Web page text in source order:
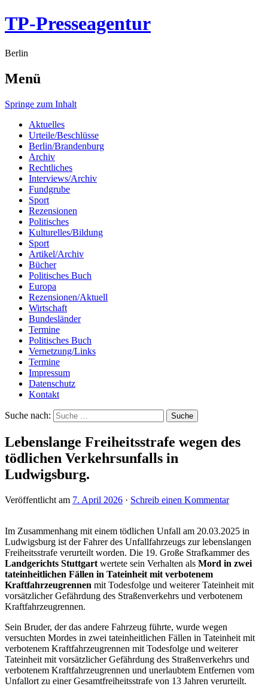
TP-Presseagentur
Berlin
Menü
Springe zum Inhalt
Aktuelles
Urteile/Beschlüsse
Berlin/Brandenburg
Archiv
Rechtliches
Interviews/Archiv
Fundgrube
Sport
Rezensionen
Politisches
Kulturelles/Bildung
Sport
Artikel/Archiv
Bücher
Politisches Buch
Europa
Rezensionen/Aktuell
Wirtschaft
Bundesländer
Termine
Politisches Buch
Vernetzung/Links
Termine
Impressum
Datenschutz
Kontakt
Suche nach:
Lebenslange Freiheitsstrafe wegen des
tödlichen Verkehrsunfalls in
Ludwigsburg.
Veröffentlicht am 7. April 2026 · Schreib einen Kommentar
Im Zusammenhang mit einem tödlichen Unfall am 20.03.2025 in
Ludwigsburg ist der Fahrer des Unfallfahrzeugs zur lebenslangen
Freiheitsstrafe verurteilt worden. Die 19. Große Strafkammer des
Landgerichts Stuttgart wertete sein Verhalten als Mord in zwei
tateinheitlichen Fällen in Tateinheit mit verbotenem
Kraftfahrzeugrennen mit Todesfolge und weiterer Tateinheit mit
vorsätzlicher Gefährdung des Straßenverkehrs und verbotenem
Kraftfahrzeugrennen.
Sein Bruder, der das andere Fahrzeug führte, wurde wegen
versuchten Mordes in zwei tateinheitlichen Fällen in Tateinheit mit
verbotenem Kraftfahrzeugrennen mit Todesfolge und weiterer
Tateinheit mit vorsätzlicher Gefährdung des Straßenverkehrs und
verbotenem Kraftfahrzeugrennen und unerlaubtem Entfernen vom
Unfallort zu einer Gesamtfreiheitsstrafe von 13 Jahren verurteilt.